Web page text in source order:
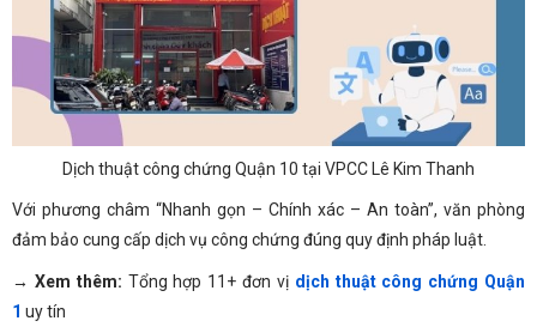
Dịch thuật công chứng Quận 10 tại VPCC Lê Kim Thanh
Với phương châm “Nhanh gọn – Chính xác – An toàn”, văn phòng
đảm bảo cung cấp dịch vụ công chứng đúng quy định pháp luật.
→ Xem thêm: Tổng hợp 11+ đơn vị dịch thuật công chứng Quận
1 uy tín